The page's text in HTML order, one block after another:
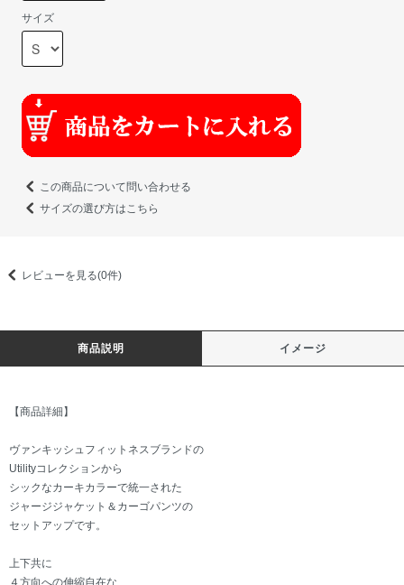
サイズ
この商品について問い合わせる
サイズの選び方はこちら
レビューを見る(0件)
商品説明 イメージ
【商品詳細】
ヴァンキッシュフィットネスブランドの
Utilityコレクションから
シックなカーキカラーで統一された
ジャージジャケット＆カーゴパンツの
セットアップです。
上下共に
４方向への伸縮自在な